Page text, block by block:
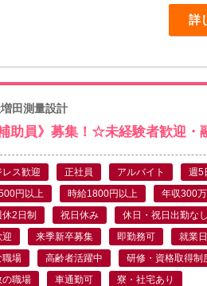
詳
田測量設計
補助員》募集！☆未経験者歓迎・
レス歓迎 正社員 アルバイト 週5
円以上
時給1800円以上 年収300
休2日制
祝日休み 休日・祝日出勤なし
迎
来季新卒募集 即勤務可 就業
職場
高齢者活躍中 研修・資格取得制
の職場
車通勤可 寮・社宅あり